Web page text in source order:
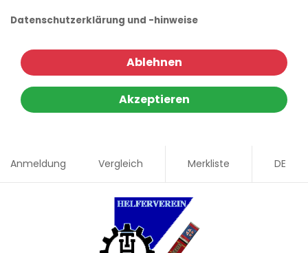
Datenschutzerklärung und -hinweise
Ablehnen
Akzeptieren
Anmeldung Vergleich Merkliste DE